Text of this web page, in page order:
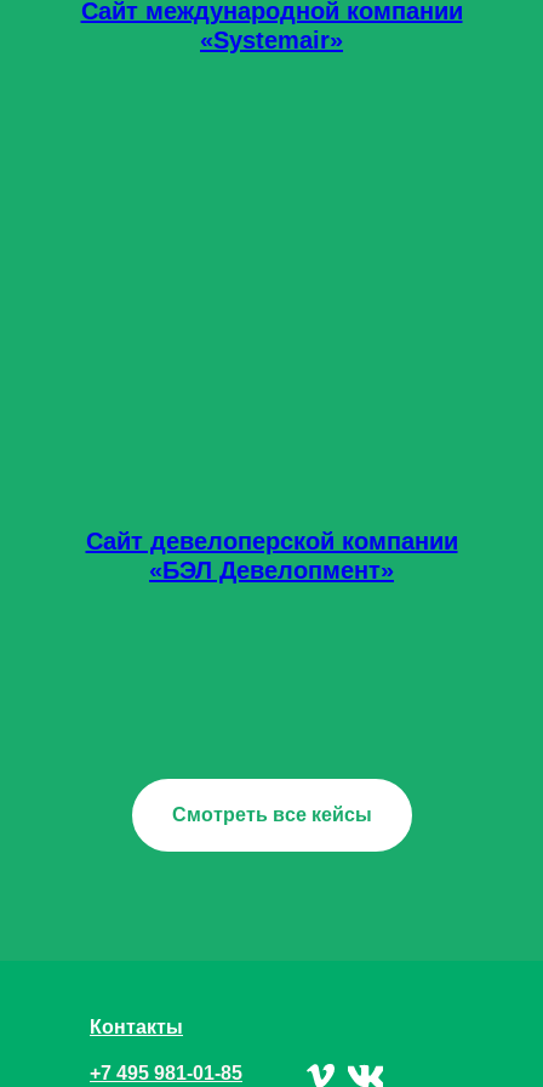
Сайт международной компании
«Systemair»
Сайт девелоперской компании
«БЭЛ Девелопмент»
Смотреть все кейсы
+7 495 981-01-85
Контакты